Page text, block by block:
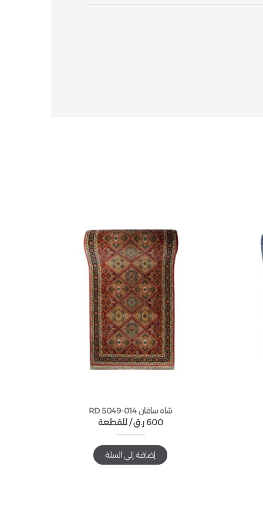
شاه سافان 014-5049 RD
للقطعة / 600 ر.ق
إضافة إلى السلة